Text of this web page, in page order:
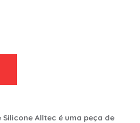
Alltec é uma peça de